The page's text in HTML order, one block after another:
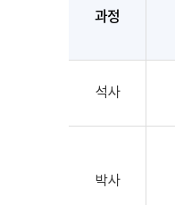
과정
석사
박사